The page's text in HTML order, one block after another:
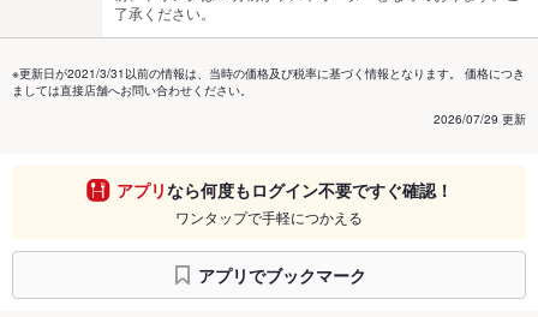
了承ください。
※更新日が2021/3/31以前の情報は、当時の価格及び税率に基づく情報となります。 価格につき
ましては直接店舗へお問い合わせください。
2026/07/29 更新
アプリなら何度もログイン不要ですぐ確認！
ワンタップで手軽につかえる
アプリでブックマーク